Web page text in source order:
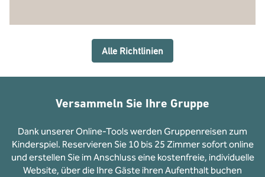
Alle Richtlinien
Versammeln Sie Ihre Gruppe
Dank unserer Online-Tools werden Gruppenreisen zum
Kinderspiel. Reservieren Sie 10 bis 25 Zimmer sofort online
und erstellen Sie im Anschluss eine kostenfreie, individuelle
Website, über die Ihre Gäste ihren Aufenthalt buchen